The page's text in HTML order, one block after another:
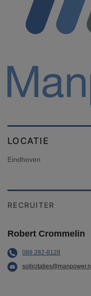
LOCATIE
Eindhoven
RECRUITER
Robert Crommelin
088 282-8128
sollicitaties@manpower.nl